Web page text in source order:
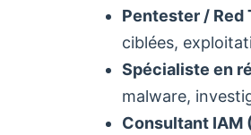
Pentester / Red
ciblées,
Spécialiste en
malware,
Consultant IAM